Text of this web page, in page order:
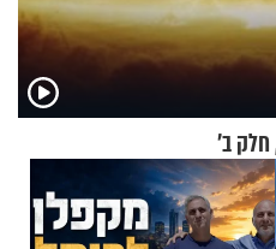
ב’